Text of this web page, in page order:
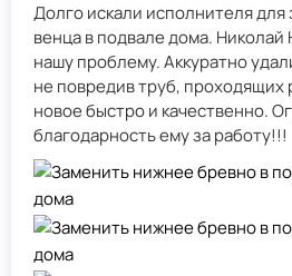
Долго искали исполнителя
венца в подвале дома. Николай Николаевич решил
нашу проблему. Аккуратно
не повредив труб, проходящих
новое быстро и качественно.
благодарность ему за работу!!!